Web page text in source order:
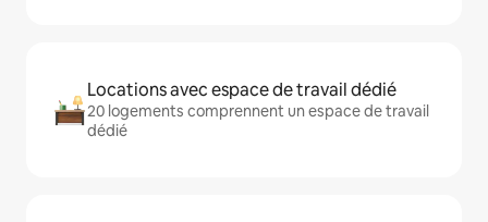
Locations avec espace de travail dédié
20 logements comprennent un espace de travail
dédié